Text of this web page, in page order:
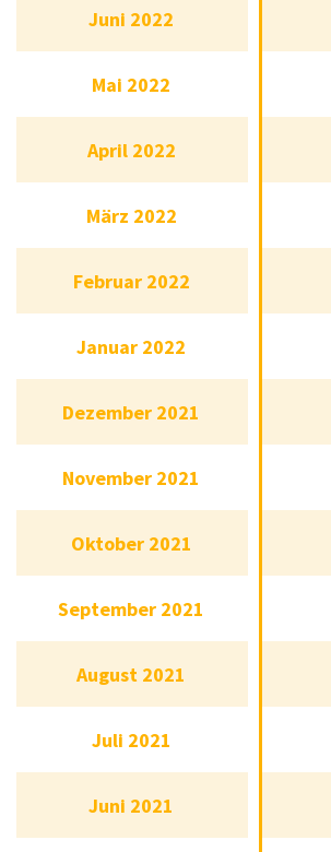
Juni 2022
Mai 2022
April 2022
Juli 2021
Juni 2021
Juni 2022
Mai 2022
April 2022
März 2022
Februar 2022
Januar 2022
Dezember 2021
November 2021
Oktober 2021
September 2021
August 2021
Juli 2021
Juni 2021